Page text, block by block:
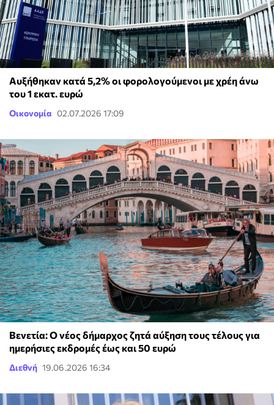
Αυξήθηκαν κατά 5,2% οι φορολογούμενοι με χρέη άνω
του 1 εκατ. ευρώ
Οικονομία 02.07.2026 17:09
Βενετία: Ο νέος δήμαρχος ζητά αύξηση τους τέλους για
ημερήσιες εκδρομές έως και 50 ευρώ
Διεθνή 19.06.2026 16:34